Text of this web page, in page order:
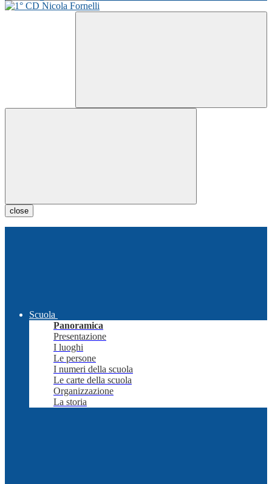
close
Scuola
Panoramica
Presentazione
I luoghi
Le persone
I numeri della scuola
Le carte della scuola
Organizzazione
La storia